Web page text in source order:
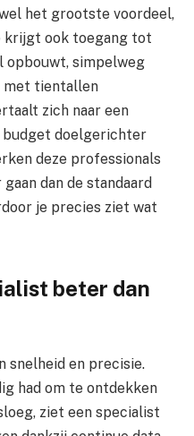
het grootste voordeel,
krijgt ook toegang tot
opbouwt, simpelweg
met tientallen
zich naar een
budget doelgerichter
deze professionals
dan de standaard
je precies ziet wat
beter dan
snelheid en precisie.
had om te ontdekken
ziet een specialist